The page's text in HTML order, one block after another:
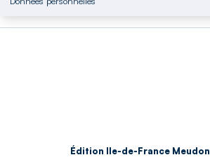
Édition Ile-de-France Meudon